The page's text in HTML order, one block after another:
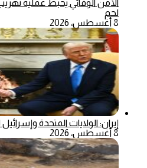
الأمن الوقائي يحبط عملية
لحم
8 أغسطس، 2026
إيران: الولايات المتحدة
8 أغسطس، 2026